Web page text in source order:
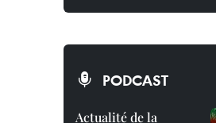
PODCAST
Actualité de la